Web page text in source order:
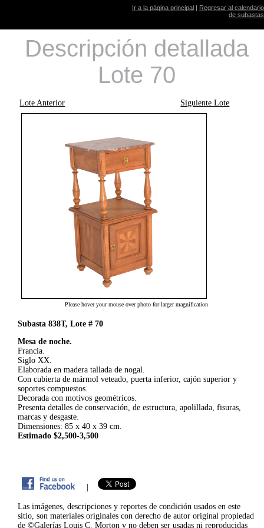
Ir a la página principal | Regresar al calendario
de subastas
Descripción detallada
Lote 70
Lote Anterior Siguiente Lote
Please hover your mouse over photo for larger magnification
Subasta 838T, Lote # 70
Mesa de noche.
Francia.
Siglo XX.
Elaborada en madera tallada de nogal.
Con cubierta de mármol veteado, puerta inferior, cajón superior y
soportes compuestos.
Decorada con motivos geométricos.
Presenta detalles de conservación, de estructura, apolillada, fisuras,
marcas y desgaste.
Dimensiones: 85 x 40 x 39 cm.
Estimado $2,500-3,500
|
Las imágenes, descripciones y reportes de condición usados en este
sitio, son materiales originales con derecho de autor original propiedad
de ©Galerías Louis C. Morton y no deben ser usadas ni reproducidas